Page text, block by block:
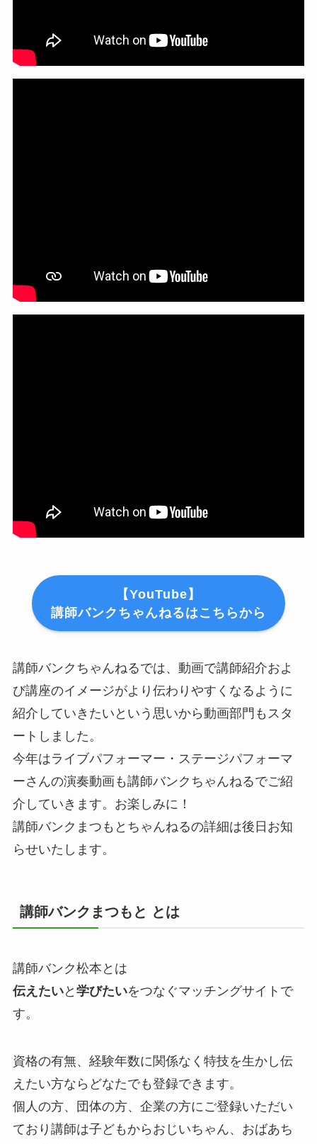
【YouTube】
講師バンクちゃんねるはこちらから
講師バンクちゃんねるでは、動画で講師紹介およ
び講座のイメージがより伝わりやすくなるように
紹介していきたいという思いから動画部門もスタ
ートしました。
今年はライブパフォーマー・ステージパフォーマ
ーさんの演奏動画も講師バンクちゃんねるでご紹
介していきます。お楽しみに！
講師バンクまつもとちゃんねるの詳細は後日お知
らせいたします。
講師バンクまつもと とは
講師バンク松本とは
伝えたいと 学びたいをつなぐマッチングサイトで
す。
資格の有無、経験年数に関係なく特技を生かし伝
えたい方ならどなたでも登録できます。
個人の方、団体の方、企業の方にご登録いただい
ており講師は子どもからおじいちゃん、おばあち